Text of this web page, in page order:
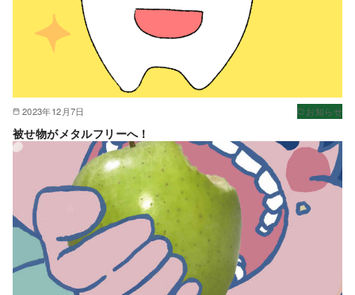
2023年12月7日 お知らせ
被せ物がメタルフリーへ！